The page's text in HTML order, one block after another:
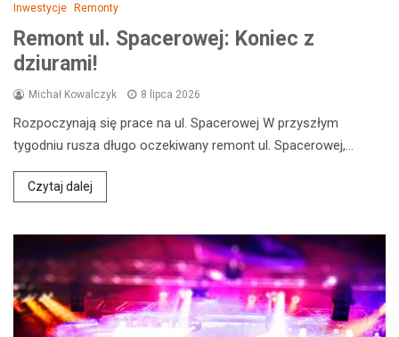
Inwestycje Remonty
Remont ul. Spacerowej: Koniec z
dziurami!
Michał Kowalczyk 8 lipca 2026
Rozpoczynają się prace na ul. Spacerowej W przyszłym
tygodniu rusza długo oczekiwany remont ul. Spacerowej,…
Czytaj dalej